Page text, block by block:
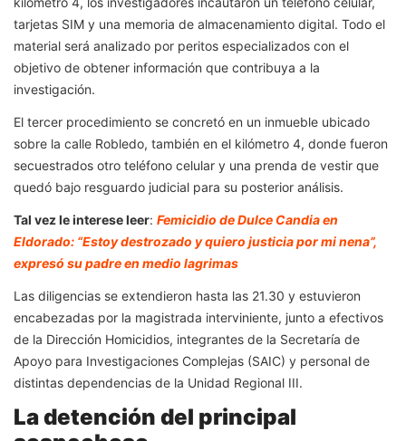
tarjetas SIM y una memoria de almacenamiento digital. Todo el
material será analizado por peritos especializados con el
objetivo de obtener información que contribuya a la
investigación.
El tercer procedimiento se concretó en un inmueble ubicado
sobre la calle Robledo, también en el kilómetro 4, donde fueron
secuestrados otro teléfono celular y una prenda de vestir que
quedó bajo resguardo judicial para su posterior análisis.
Tal vez le interese leer: Femicidio de Dulce Candia en
Eldorado: “Estoy destrozado y quiero justicia por mi nena”,
expresó su padre en medio lagrimas
Las diligencias se extendieron hasta las 21.30 y estuvieron
encabezadas por la magistrada interviniente, junto a efectivos
de la Dirección Homicidios, integrantes de la Secretaría de
Apoyo para Investigaciones Complejas (SAIC) y personal de
distintas dependencias de la Unidad Regional III.
La detención del principal